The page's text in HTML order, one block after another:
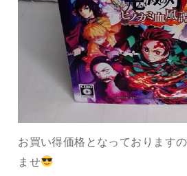
お買い得価格となっております
ませ